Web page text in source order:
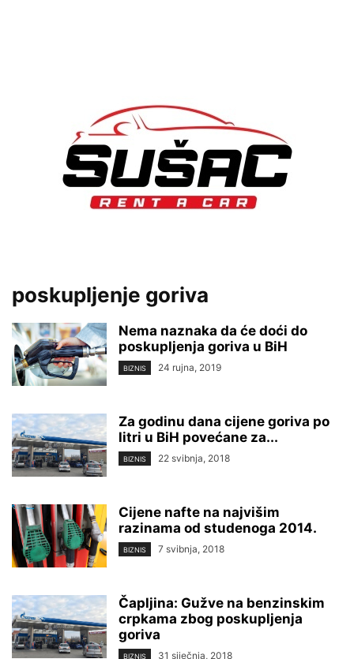
poskupljenje goriva
Nema naznaka da će doći do
poskupljenja goriva u BiH
BIZNIS 24 rujna, 2019
Za godinu dana cijene goriva po
litri u BiH povećane za...
BIZNIS 22 svibnja, 2018
Cijene nafte na najvišim
razinama od studenoga 2014.
BIZNIS 7 svibnja, 2018
Čapljina: Gužve na benzinskim
crpkama zbog poskupljenja
goriva
BIZNIS 31 siječnja, 2018